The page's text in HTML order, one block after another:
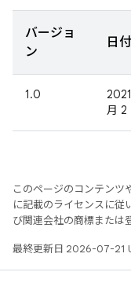
バージョ
ン
日付
1.0
月 2
このページのコンテンツ
に記載のライセンスに従
び関連会社の商標または
最終更新日 2026-07-21